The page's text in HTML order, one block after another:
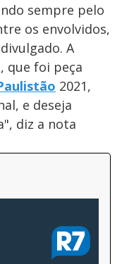
sempre pelo
os envolvidos,
A
que foi peça
2021,
e deseja
diz a nota